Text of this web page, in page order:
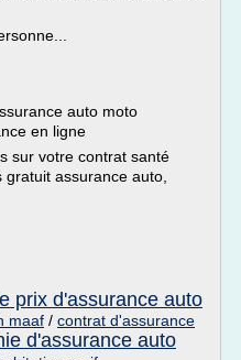
auto moto
en ligne
sur votre contrat santé
assurance auto,
prix d'assurance auto
maaf / contrat d'assurance
d'assurance auto